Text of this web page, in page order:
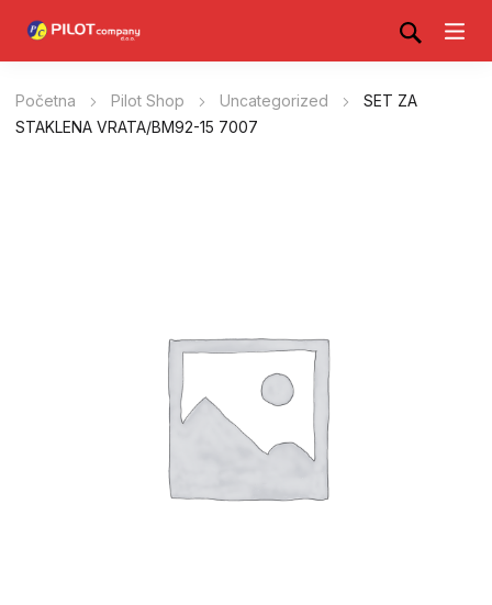
Početna Pilot Shop Uncategorized
SET ZA
STAKLENA VRATA/BM92-15 7007